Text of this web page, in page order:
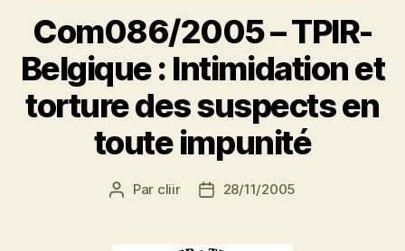
Com086/2005 – TPIR-
Belgique : Intimidation et
torture des suspects en
toute impunité
Auteur
Par cliir
Date28/11/2005